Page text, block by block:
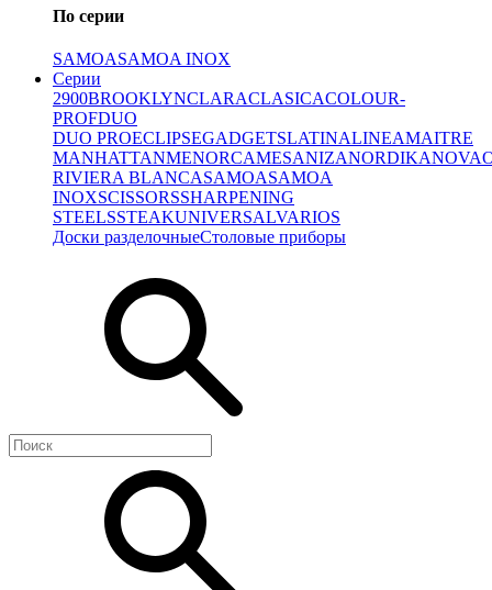
По серии
SAMOASAMOA INOX
Серии
2900BROOKLYNCLARACLASICACOLOUR-
PROFDUO
DUO PROECLIPSEGADGETSLATINALINEAMAITRE
MANHATTANMENORCAMESANIZANORDIKANOVA
RIVIERA BLANCASAMOASAMOA
INOXSCISSORSSHARPENING
STEELSSTEAKUNIVERSALVARIOS
Доски разделочныеСтоловые приборы